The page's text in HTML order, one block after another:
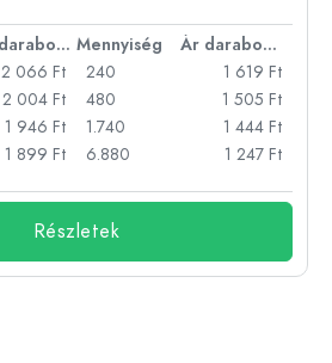
Ár darabonként Mennyiség
Ár darabonként
2 066 Ft
2 004 Ft
1 946 Ft
1 899 Ft
240
1 619 Ft
480
1 505 Ft
1.740
1 444 Ft
6.880
1 247 Ft
Részletek